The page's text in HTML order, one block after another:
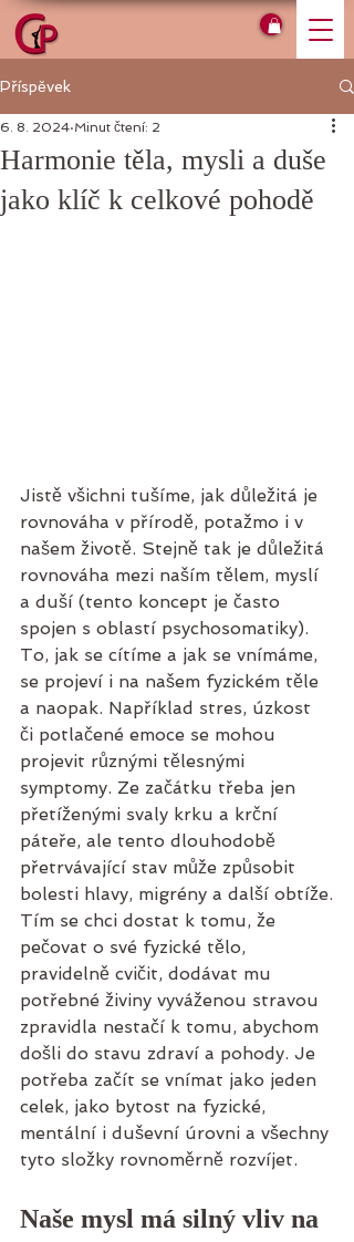
Příspěvek
Harmonie těla, mysli a duše
jako klíč k celkové pohodě
6. 8. 2024 Minut čtení: 2
Jistě všichni tušíme, jak důležitá je
rovnováha v přírodě, potažmo i v
našem životě. Stejně tak je důležitá
rovnováha mezi naším tělem, myslí
a duší (tento koncept je často
spojen s oblastí psychosomatiky).
To, jak se cítíme a jak se vnímáme,
se projeví i na našem fyzickém těle
a naopak. Například stres, úzkost
či potlačené emoce se mohou
projevit různými tělesnými
symptomy. Ze začátku třeba jen
přetíženými svaly krku a krční
páteře, ale tento dlouhodobě
přetrvávající stav může způsobit
bolesti hlavy, migrény a další obtíže.
Tím se chci dostat k tomu, že
pečovat o své fyzické tělo,
pravidelně cvičit, dodávat mu
potřebné živiny vyváženou stravou
zpravidla nestačí k tomu, abychom
došli do stavu zdraví a pohody. Je
potřeba začít se vnímat jako jeden
celek, jako bytost na fyzické,
mentální i duševní úrovni a všechny
tyto složky rovnoměrně rozvíjet.
Naše mysl má silný vliv na